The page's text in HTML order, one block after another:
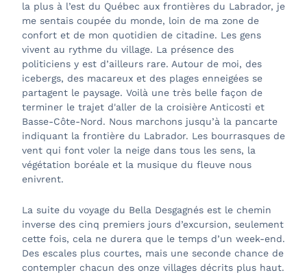
la plus à l’est du Québec aux frontières du Labrador, je
me sentais coupée du monde, loin de ma zone de
confort et de mon quotidien de citadine. Les gens
vivent au rythme du village. La présence des
politiciens y est d’ailleurs rare. Autour de moi, des
icebergs, des macareux et des plages enneigées se
partagent le paysage. Voilà une très belle façon de
terminer le trajet d'aller de la croisière Anticosti et
Basse-Côte-Nord. Nous marchons jusqu’à la pancarte
indiquant la frontière du Labrador. Les bourrasques de
vent qui font voler la neige dans tous les sens, la
végétation boréale et la musique du fleuve nous
enivrent.
La suite du voyage du Bella Desgagnés est le chemin
inverse des cinq premiers jours d’excursion, seulement
cette fois, cela ne durera que le temps d’un week-end.
Des escales plus courtes, mais une seconde chance de
contempler chacun des onze villages décrits plus haut.